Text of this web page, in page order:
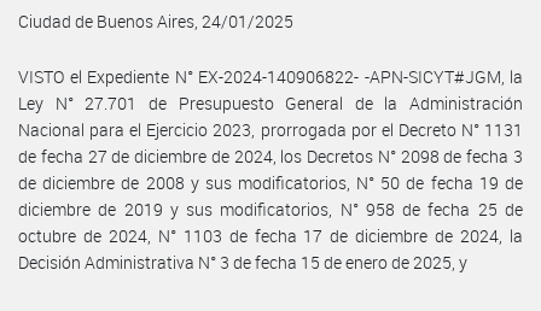
Ciudad de Buenos Aires, 24/01/2025
VISTO el Expediente N° EX-2024-140906822- -APN-SICYT#JGM, la
Ley N° 27.701 de Presupuesto General de la Administración
Nacional para el Ejercicio 2023, prorrogada por el Decreto N° 1131
de fecha 27 de diciembre de 2024, los Decretos N° 2098 de fecha 3
de diciembre de 2008 y sus modificatorios, N° 50 de fecha 19 de
diciembre de 2019 y sus modificatorios, N° 958 de fecha 25 de
octubre de 2024, N° 1103 de fecha 17 de diciembre de 2024, la
Decisión Administrativa N° 3 de fecha 15 de enero de 2025, y